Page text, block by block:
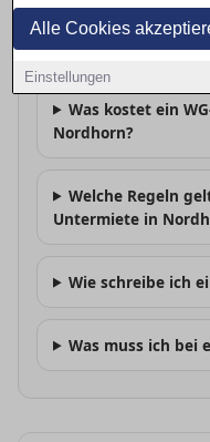
Alle Cookies
Einstellungen
Wo finde ich WG-
Was kostet ein
Nordhorn?
Welche Regeln
Untermiete in
Wie schreibe ich
Was muss ich bei